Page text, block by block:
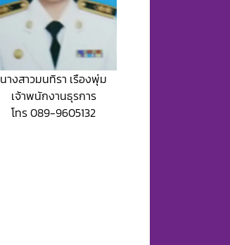
นางสาวมนทิรา เรืองพุ่ม
เจ้าพนักงานธุรการ
โทร 089-9605132